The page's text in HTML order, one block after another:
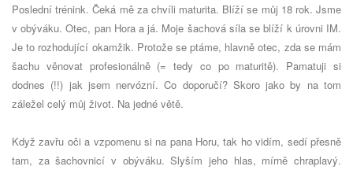
Poslední trénink. Čeká mě za chvíli maturita. Blíží se můj 18 rok. Jsme
v obýváku. Otec, pan Hora a já. Moje šachová síla se blíží k úrovni IM.
Je to rozhodující okamžik. Protože se ptáme, hlavně otec, zda se mám
šachu věnovat profesionálně (= tedy co po maturitě). Pamatuji si
dodnes (!!) jak jsem nervózní. Co doporučí? Skoro jako by na tom
záležel celý můj život. Na jedné větě.
Když zavřu oči a vzpomenu si na pana Horu, tak ho vidím, sedí přesně
tam, za šachovnicí v obýváku. Slyším jeho hlas, mírně chraplavý.